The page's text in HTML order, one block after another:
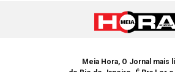
Meia Hora, O Jornal mais